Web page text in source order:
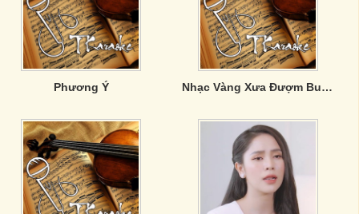
Phương Ý Nhạc Vàng Xưa Đượm Buồn